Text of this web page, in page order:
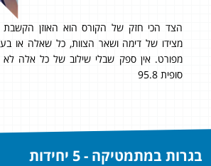
הצד הכי חזק של הקורס הוא האוזן הקשבת
מצידו של דימה ושאר הצוות, כל שאלה או
מפורט. אין ספק שבלי שילוב של כל אלה לא
סופית 95.8
בגרות במתמטיקה - 5 יחידות